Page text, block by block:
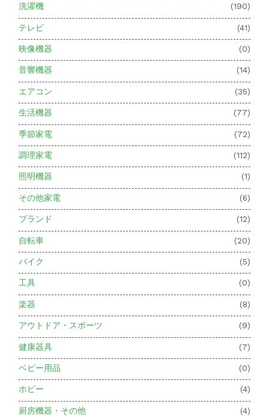
洗濯機 (190)
テレビ (41)
映像機器 (0)
音響機器 (14)
エアコン (35)
生活機器 (77)
季節家電 (72)
調理家電 (112)
照明機器 (1)
その他家電 (6)
ブランド (12)
自転車 (20)
バイク (5)
工具 (0)
楽器 (8)
アウトドア・スポーツ (9)
健康器具 (7)
ベビー用品 (0)
ホビー (4)
厨房機器・その他 (4)